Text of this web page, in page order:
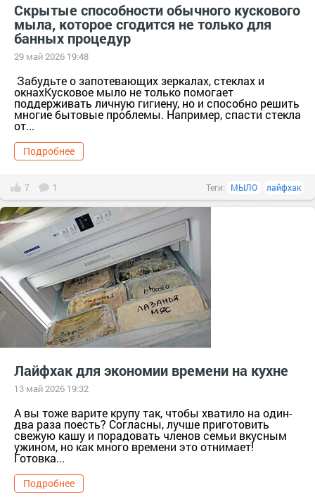
Скрытые способности обычного кускового
мыла, которое сгодится не только для
банных процедур
29 май 2026 19:48
Забудьте о запотевающих зеркалах, стеклах и
окнахКусковое мыло не только помогает
поддерживать личную гигиену, но и способно решить
многие бытовые проблемы. Например, спасти стекла
от...
Подробнее
7 1 Теги: МЫЛО лайфхак
Лайфхак для экономии времени на кухне
13 май 2026 19:32
А вы тоже варите крупу так, чтобы хватило на один-
два раза поесть? Согласны, лучше приготовить
свежую кашу и порадовать членов семьи вкусным
ужином, но как много времени это отнимает!
Готовка...
Подробнее